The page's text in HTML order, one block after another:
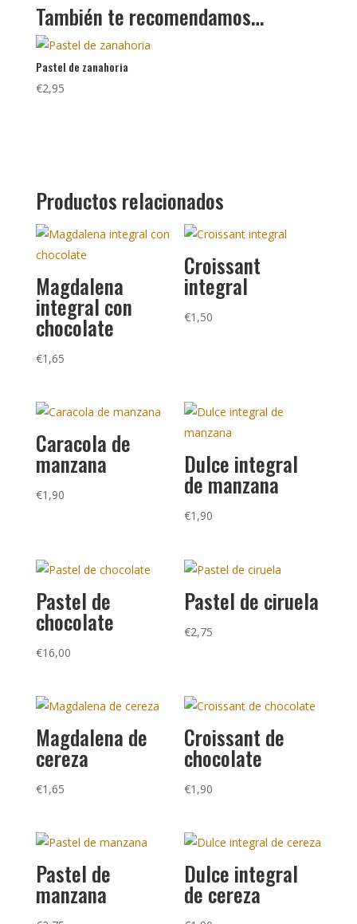
También te recomendamos…
Pastel de zanahoria
€2,95
Productos relacionados
Magdalena
integral con
chocolate
€1,65
Croissant
integral
€1,50
Caracola de
manzana
€1,90
Dulce integral
de manzana
€1,90
Pastel de
chocolate
€16,00
Pastel de ciruela
€2,75
Magdalena de
cereza
€1,65
Croissant de
chocolate
€1,90
Pastel de
manzana
Dulce integral
de cereza